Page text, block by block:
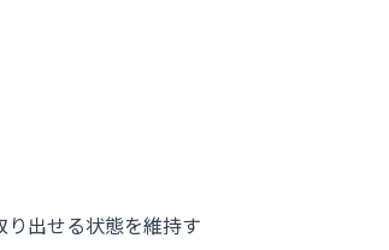
出せる状態を維持す